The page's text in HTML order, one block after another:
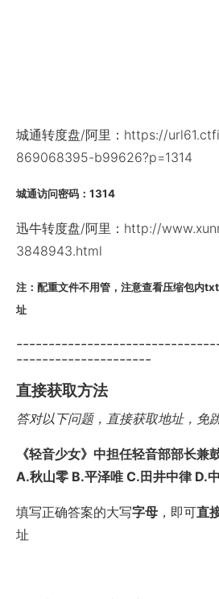
城通转度盘/阿里：https://
869068395-b99626?p=1314
城通访问密码：1314
迅牛转度盘/阿里：http://
3848943.html
注：配重文件不用管，注意查看压缩包内
址
---------------------
直接获取方法
答对以下问题，直接获取地址，免
《轻音少女》中担任轻音部部长兼
A.秋山零 B.平泽唯 C.田井中律 D.
填写正确答案的大写字母 ，即可直
址